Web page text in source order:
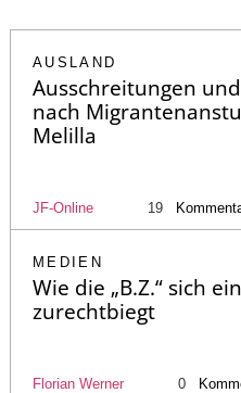
AUSLAND
Ausschreitungen
nach
Melilla
JF-Online 19
MEDIEN
Wie die „B.Z.“ sich
zurechtbiegt
Florian Werner 0